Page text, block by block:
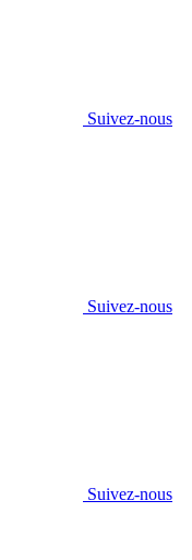
Suivez-nous
Suivez-nous
Suivez-nous